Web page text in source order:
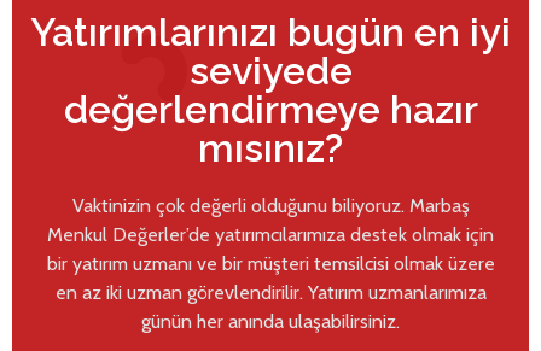
Yatırımlarınızı bugün en iyi
seviyede
değerlendirmeye hazır
mısınız?
Vaktinizin çok değerli olduğunu biliyoruz. Marbaş
Menkul Değerler’de yatırımcılarımıza destek olmak için
bir yatırım uzmanı ve bir müşteri temsilcisi olmak üzere
en az iki uzman görevlendirilir. Yatırım uzmanlarımıza
günün her anında ulaşabilirsiniz.